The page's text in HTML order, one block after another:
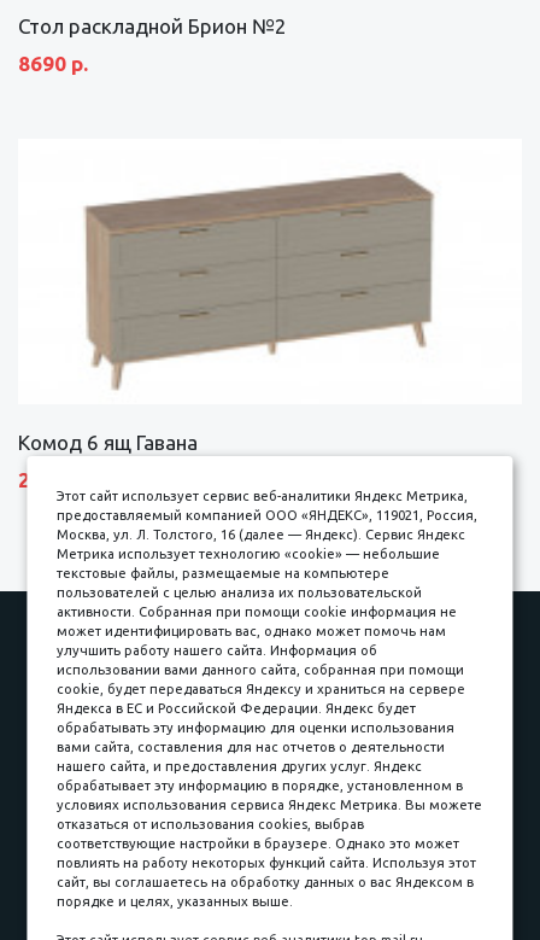
Стол раскладной Брион №2
8690 р.
Комод 6 ящ Гавана
27690 р.
Наши работы
Оплата
Доставка и сборка
Гарантии
Карьера в компании
Контакты
Принимаем к оплате
Наличные
Этот сайт использует сервис веб-аналитики Яндекс Метрика,
предоставляемый компанией ООО «ЯНДЕКС», 119021, Россия,
Москва, ул. Л. Толстого, 16 (далее — Яндекс). Сервис Яндекс
Метрика использует технологию «cookie» — небольшие
текстовые файлы, размещаемые на компьютере
пользователей с целью анализа их пользовательской
активности. Собранная при помощи cookie информация не
может идентифицировать вас, однако может помочь нам
улучшить работу нашего сайта. Информация об
использовании вами данного сайта, собранная при помощи
cookie, будет передаваться Яндексу и храниться на сервере
Яндекса в ЕС и Российской Федерации. Яндекс будет
обрабатывать эту информацию для оценки использования
вами сайта, составления для нас отчетов о деятельности
нашего сайта, и предоставления других услуг. Яндекс
обрабатывает эту информацию в порядке, установленном в
условиях использования сервиса Яндекс Метрика. Вы можете
отказаться от использования cookies, выбрав
соответствующие настройки в браузере. Однако это может
повлиять на работу некоторых функций сайта. Используя этот
сайт, вы соглашаетесь на обработку данных о вас Яндексом в
порядке и целях, указанных выше.